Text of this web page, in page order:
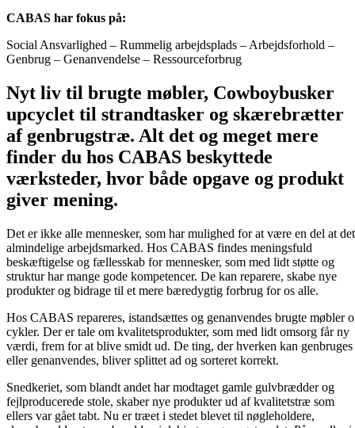
CABAS har fokus på:
Social Ansvarlighed – Rummelig arbejdsplads – Arbejdsforhold –
Genbrug – Genanvendelse – Ressourceforbrug
Nyt liv til brugte møbler, Cowboybusker
upcyclet til strandtasker og skærebrætter
af genbrugstræ. Alt det og meget mere
finder du hos CABAS beskyttede
værksteder, hvor både opgave og produkt
giver mening.
Det er ikke alle mennesker, som har mulighed for at være en del at det
almindelige arbejdsmarked. Hos CABAS findes meningsfuld
beskæftigelse og fællesskab for mennesker, som med lidt støtte og
struktur har mange gode kompetencer. De kan reparere, skabe nye
produkter og bidrage til et mere bæredygtig forbrug for os alle.
Hos CABAS repareres, istandsættes og genanvendes brugte møbler
cykler. Der er tale om kvalitetsprodukter, som med lidt omsorg får ny
værdi, frem for at blive smidt ud. De ting, der hverken kan genbruges
eller genanvendes, bliver splittet ad og sorteret korrekt.
Snedkeriet, som blandt andet har modtaget gamle gulvbrædder og
fejlproducerede stole, skaber nye produkter ud af kvalitetstræ som
ellers var gået tabt. Nu er træet i stedet blevet til nøgleholdere,